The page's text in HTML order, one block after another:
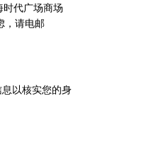
代广场商场
，请电邮
以核实您的身